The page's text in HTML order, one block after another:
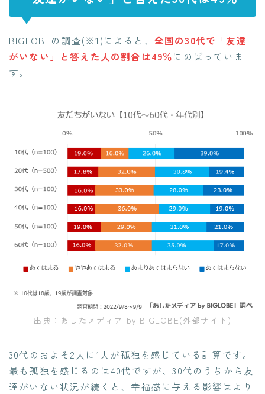
BIGLOBEの調査(※1)によると、 全国の30代で「友達
がいない」と答えた人の割合は49％にのぼっていま
す。
出典：あしたメディア by BIGLOBE(外部サイト)
30代のおよそ2人に1人が孤独を感じている計算です。
最も孤独を感じるのは40代ですが、30代のうちから友
達がいない状況が続くと、幸福感に与える影響はより